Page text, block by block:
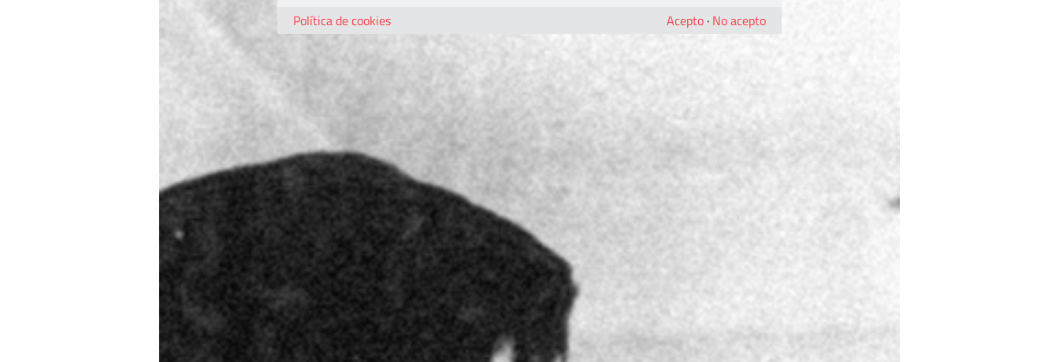
Política de cookies
Acepto · No acepto